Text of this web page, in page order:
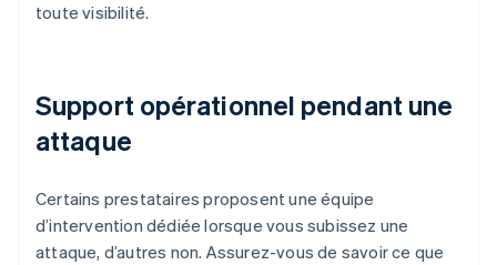
toute visibilité.
Support opérationnel pendant une
attaque
Certains prestataires proposent une équipe
d’intervention dédiée lorsque vous subissez une
attaque, d’autres non. Assurez-vous de savoir ce que